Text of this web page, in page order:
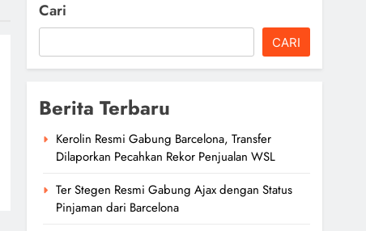
Cari
CARI
Berita Terbaru
Kerolin Resmi Gabung Barcelona, Transfer
Dilaporkan Pecahkan Rekor Penjualan WSL
Ter Stegen Resmi Gabung Ajax dengan Status
Pinjaman dari Barcelona